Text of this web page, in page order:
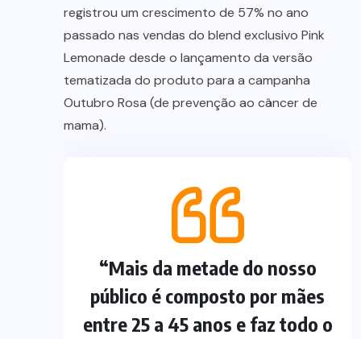
registrou um crescimento de 57% no ano
passado nas vendas do blend exclusivo Pink
Lemonade desde o lançamento da versão
tematizada do produto para a campanha
Outubro Rosa (de prevenção ao câncer de
mama).
“Mais da metade do nosso
público é composto por mães
entre 25 a 45 anos e faz todo o